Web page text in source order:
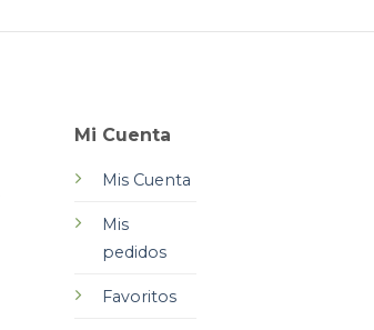
Mi Cuenta
Mis Cuenta
Mis
pedidos
Favoritos